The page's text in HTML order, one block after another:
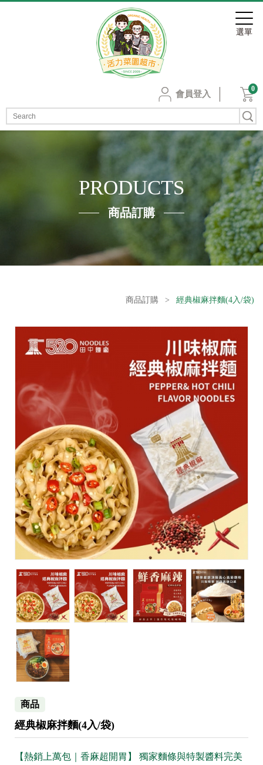
會員登入
0
PRODUCTS
商品訂購
商品訂購 > 經典椒麻拌麵(4入/袋)
商品
經典椒麻拌麵(4入/袋)
【熱銷上萬包｜香麻超開胃】 獨家麵條與特製醬料完美